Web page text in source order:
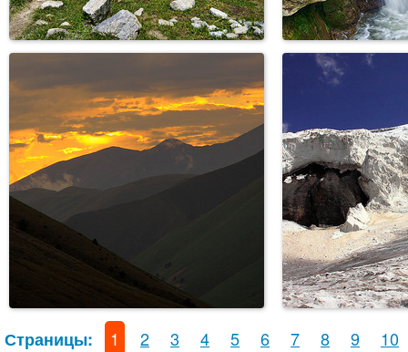
Страницы: 1 2 3 4 5 6 7 8 9 10